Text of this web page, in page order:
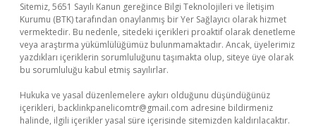
Sitemiz, 5651 Sayılı Kanun gereğince Bilgi Teknolojileri ve İletişim
Kurumu (BTK) tarafından onaylanmış bir Yer Sağlayıcı olarak hizmet
vermektedir. Bu nedenle, sitedeki içerikleri proaktif olarak denetleme
veya araştırma yükümlülüğümüz bulunmamaktadır. Ancak, üyelerimiz
yazdıkları içeriklerin sorumluluğunu taşımakta olup, siteye üye olarak
bu sorumluluğu kabul etmiş sayılırlar.
Hukuka ve yasal düzenlemelere aykırı olduğunu düşündüğünüz
içerikleri, backlinkpanelicomtr@gmail.com adresine bildirmeniz
halinde, ilgili içerikler yasal süre içerisinde sitemizden kaldırılacaktır.